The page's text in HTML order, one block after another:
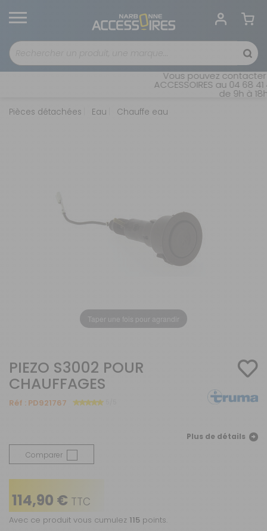
Vous pouvez contacter
ACCESSOIRES au 04 68
de 9h à
Pièces détachées Eau Chauffe eau
Taper une fois pour agrandir
PIEZO S3002 POUR
CHAUFFAGES
Réf : PD921767
Plus de détails
Comparer
114,90 € TTC
Avec ce produit vous cumulez 115 points.